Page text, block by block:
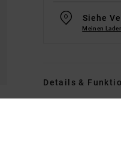
Siehe
Meinen
Details &
Frauen Braun